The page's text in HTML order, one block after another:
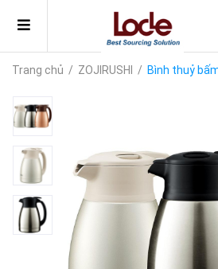
Trang chủ / ZOJIRUSHI / Bình thuỷ